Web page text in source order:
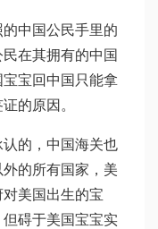
中国公民手里的
在其拥有的中国
宝回中国只能拿
的原因。
的，中国海关也
的所有国家，美
美国出生的宝
碍于美国宝宝实